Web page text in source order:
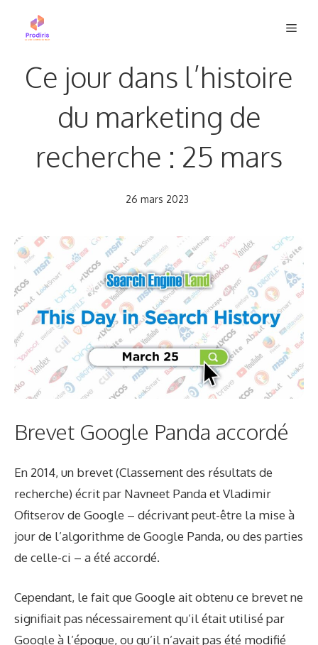
Ce jour dans l’histoire
du marketing de
recherche : 25 mars
26 mars 2023
Brevet Google Panda accordé
En 2014, un brevet (Classement des résultats de
recherche) écrit par Navneet Panda et Vladimir
Ofitserov de Google – décrivant peut-être la mise à
jour de l’algorithme de Google Panda, ou des parties
de celle-ci – a été accordé.
Cependant, le fait que Google ait obtenu ce brevet ne
signifiait pas nécessairement qu’il était utilisé par
Google à l’époque, ou qu’il n’avait pas été modifié